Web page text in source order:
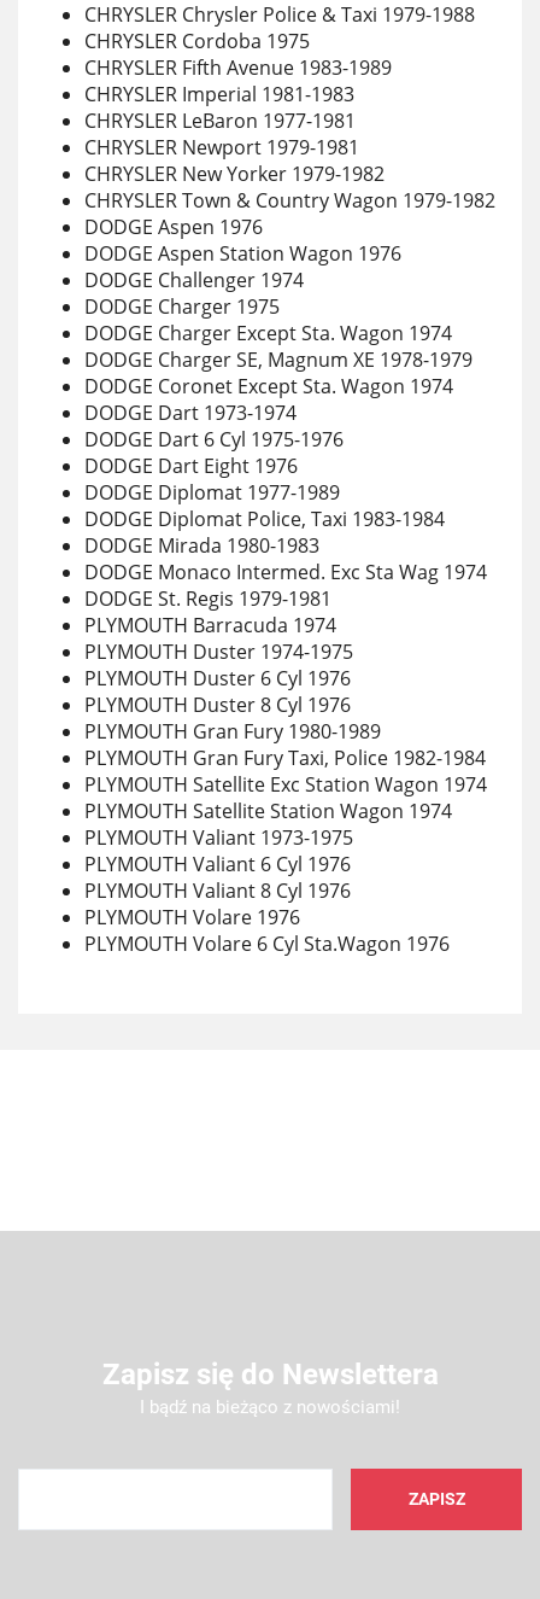
CHRYSLER Chrysler Police & Taxi 1979-1988
CHRYSLER Cordoba 1975
CHRYSLER Fifth Avenue 1983-1989
CHRYSLER Imperial 1981-1983
CHRYSLER LeBaron 1977-1981
CHRYSLER Newport 1979-1981
CHRYSLER New Yorker 1979-1982
CHRYSLER Town & Country Wagon 1979-1982
DODGE Aspen 1976
DODGE Aspen Station Wagon 1976
DODGE Challenger 1974
DODGE Charger 1975
DODGE Charger Except Sta. Wagon 1974
DODGE Charger SE, Magnum XE 1978-1979
DODGE Coronet Except Sta. Wagon 1974
DODGE Dart 1973-1974
DODGE Dart 6 Cyl 1975-1976
DODGE Dart Eight 1976
DODGE Diplomat 1977-1989
DODGE Diplomat Police, Taxi 1983-1984
DODGE Mirada 1980-1983
DODGE Monaco Intermed. Exc Sta Wag 1974
DODGE St. Regis 1979-1981
PLYMOUTH Barracuda 1974
PLYMOUTH Duster 1974-1975
PLYMOUTH Duster 6 Cyl 1976
PLYMOUTH Duster 8 Cyl 1976
PLYMOUTH Gran Fury 1980-1989
PLYMOUTH Gran Fury Taxi, Police 1982-1984
PLYMOUTH Satellite Exc Station Wagon 1974
PLYMOUTH Satellite Station Wagon 1974
PLYMOUTH Valiant 1973-1975
PLYMOUTH Valiant 6 Cyl 1976
PLYMOUTH Valiant 8 Cyl 1976
PLYMOUTH Volare 1976
PLYMOUTH Volare 6 Cyl Sta.Wagon 1976
Zapisz się do Newslettera
I bądź na bieżąco z nowościami!